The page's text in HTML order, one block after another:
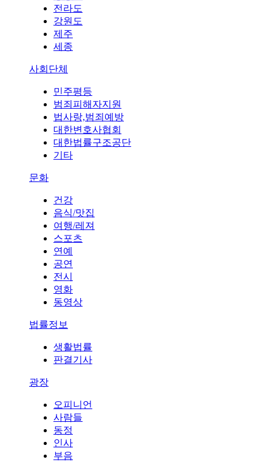
전라도
강원도
제주
세종
사회단체
민주평등
범죄피해자지원
법사랑,범죄예방
대한변호사협회
대한법률구조공단
기타
문화
건강
음식/맛집
여행/레져
스포츠
연예
공연
전시
영화
동영상
법률정보
생활법률
판결기사
광장
오피니언
사람들
동정
인사
부음